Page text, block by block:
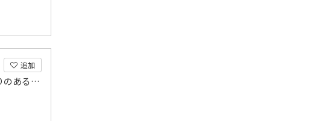
追加
地域住民に信頼される病院を目指し、きめ細やかな思いやりのある医療サービスを提供する。